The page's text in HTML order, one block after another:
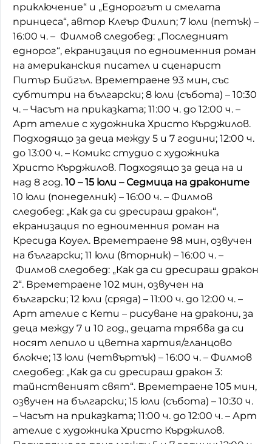
приключение“ и „Еднорогът и смелата
принцеса“, автор Клеър Филип; 7 юли (петък) –
16:00 ч. – Филмов следобед: „Последният
еднорог“, екранизация по едноименния роман
на американския писател и сценарист
Питър Бийгъл. Времетраене 93 мин, със
субтитри на български; 8 юли (събота) – 10:30
ч. – Часът на приказката; 11:00 ч. до 12:00 ч. –
Арт ателие с художника Христо Кърджилов.
Подходящо за деца между 5 и 7 години; 12:00 ч.
до 13:00 ч. – Комикс студио с художника
Христо Кърджилов. Подходящо за деца на и
над 8 год. 10 – 15 юли – Седмица на драконите
10 юли (понеделник) – 16:00 ч. – Филмов
следобед: „Как да си дресираш дракон“,
екранизация по едноименния роман на
Кресида Коуел. Времетраене 98 мин, озвучен
на български; 11 юли (вторник) – 16:00 ч. –
Филмов следобед: „Как да си дресираш дракон
2“. Времетраене 102 мин, озвучен на
български; 12 юли (сряда) – 11:00 ч. до 12:00 ч. –
Арт ателие с Кети – рисуване на дракони, за
деца между 7 и 10 год., децата трябва да си
носят лепило и цветна хартия/гланцово
блокче; 13 юли (четвъртък) – 16:00 ч. – Филмов
следобед: „Как да си дресираш дракон 3:
тайнственият свят“. Времетраене 105 мин,
озвучен на български; 15 юли (събота) – 10:30 ч.
– Часът на приказката; 11:00 ч. до 12:00 ч. – Арт
ателие с художника Христо Кърджилов.